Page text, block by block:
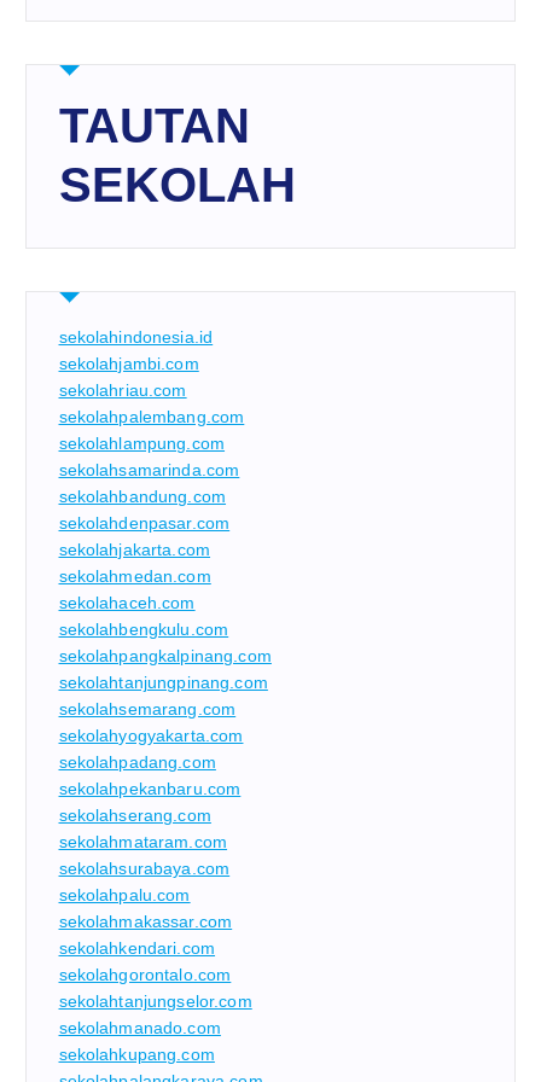
TAUTAN
SEKOLAH
sekolahindonesia.id
sekolahjambi.com
sekolahriau.com
sekolahpalembang.com
sekolahlampung.com
sekolahsamarinda.com
sekolahbandung.com
sekolahdenpasar.com
sekolahjakarta.com
sekolahmedan.com
sekolahaceh.com
sekolahbengkulu.com
sekolahpangkalpinang.com
sekolahtanjungpinang.com
sekolahsemarang.com
sekolahyogyakarta.com
sekolahpadang.com
sekolahpekanbaru.com
sekolahserang.com
sekolahmataram.com
sekolahsurabaya.com
sekolahpalu.com
sekolahmakassar.com
sekolahkendari.com
sekolahgorontalo.com
sekolahtanjungselor.com
sekolahmanado.com
sekolahkupang.com